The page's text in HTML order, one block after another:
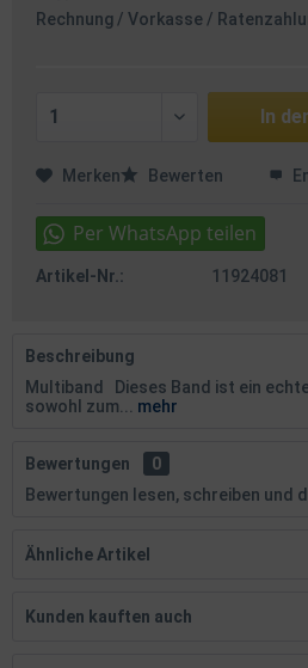
Rechnung / Vorkasse /
In
Merken Bewerten
Artikel-Nr.: 11924081
Beschreibung
Multiband Dieses Band ist ein
sowohl zum...
mehr
Bewertungen
0
Bewertungen lesen, schreiben und
Ähnliche Artikel
Kunden kauften auch